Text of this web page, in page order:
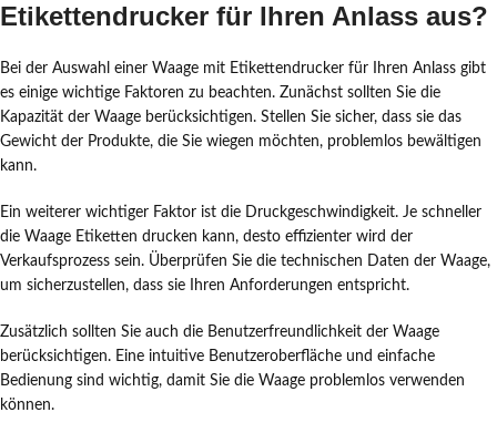
Etikettendrucker für Ihren Anlass aus?
Bei der Auswahl einer Waage mit Etikettendrucker für Ihren Anlass gibt
es einige wichtige Faktoren zu beachten. Zunächst sollten Sie die
Kapazität der Waage berücksichtigen. Stellen Sie sicher, dass sie das
Gewicht der Produkte, die Sie wiegen möchten, problemlos bewältigen
kann.
Ein weiterer wichtiger Faktor ist die Druckgeschwindigkeit. Je schneller
die Waage Etiketten drucken kann, desto effizienter wird der
Verkaufsprozess sein. Überprüfen Sie die technischen Daten der Waage,
um sicherzustellen, dass sie Ihren Anforderungen entspricht.
Zusätzlich sollten Sie auch die Benutzerfreundlichkeit der Waage
berücksichtigen. Eine intuitive Benutzeroberfläche und einfache
Bedienung sind wichtig, damit Sie die Waage problemlos verwenden
können.